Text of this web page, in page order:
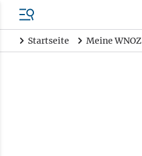
Startseite Meine WNOZ